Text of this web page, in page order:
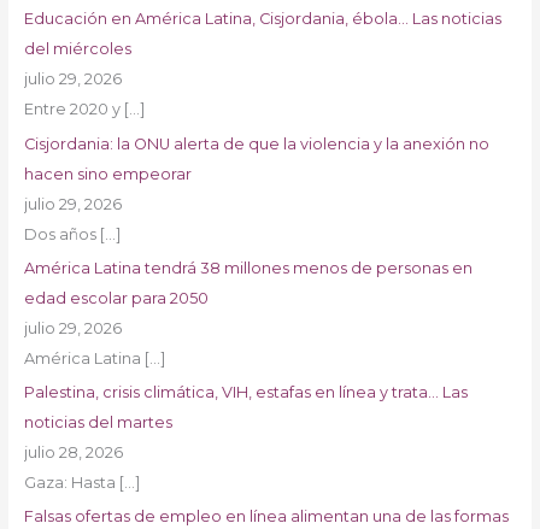
Educación en América Latina, Cisjordania, ébola… Las noticias
del miércoles
julio 29, 2026
Entre 2020 y […]
Cisjordania: la ONU alerta de que la violencia y la anexión no
hacen sino empeorar
julio 29, 2026
Dos años […]
América Latina tendrá 38 millones menos de personas en
edad escolar para 2050
julio 29, 2026
América Latina […]
Palestina, crisis climática, VIH, estafas en línea y trata… Las
noticias del martes
julio 28, 2026
Gaza: Hasta […]
Falsas ofertas de empleo en línea alimentan una de las formas